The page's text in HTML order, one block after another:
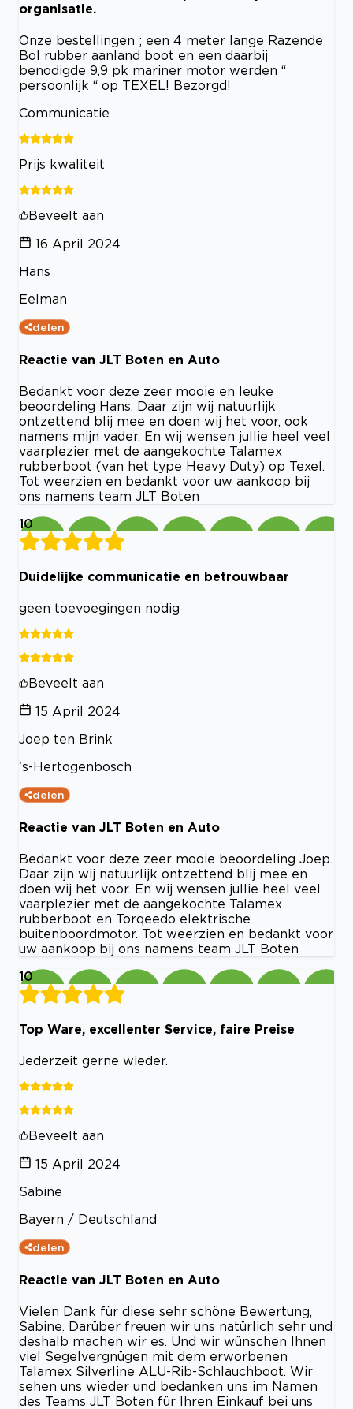
organisatie.
Onze bestellingen ; een 4 meter lange Razende
Bol rubber aanland boot en een daarbij
benodigde 9,9 pk mariner motor werden “
persoonlijk “ op TEXEL! Bezorgd!
Communicatie
Prijs kwaliteit
Beveelt aan
16 April 2024
Hans
Eelman
delen
Reactie van JLT Boten en Auto
Bedankt voor deze zeer mooie en leuke
beoordeling Hans. Daar zijn wij natuurlijk
ontzettend blij mee en doen wij het voor, ook
namens mijn vader. En wij wensen jullie heel veel
vaarplezier met de aangekochte Talamex
rubberboot (van het type Heavy Duty) op Texel.
Tot weerzien en bedankt voor uw aankoop bij
ons namens team JLT Boten
10
Duidelijke communicatie en betrouwbaar
geen toevoegingen nodig
Beveelt aan
15 April 2024
Joep ten Brink
's-Hertogenbosch
delen
Reactie van JLT Boten en Auto
Bedankt voor deze zeer mooie beoordeling Joep.
Daar zijn wij natuurlijk ontzettend blij mee en
doen wij het voor. En wij wensen jullie heel veel
vaarplezier met de aangekochte Talamex
rubberboot en Torqeedo elektrische
buitenboordmotor. Tot weerzien en bedankt voor
uw aankoop bij ons namens team JLT Boten
10
Top Ware, excellenter Service, faire Preise
Jederzeit gerne wieder.
Beveelt aan
15 April 2024
Sabine
Bayern / Deutschland
delen
Reactie van JLT Boten en Auto
Vielen Dank für diese sehr schöne Bewertung,
Sabine. Darüber freuen wir uns natürlich sehr und
deshalb machen wir es. Und wir wünschen Ihnen
viel Segelvergnügen mit dem erworbenen
Talamex Silverline ALU-Rib-Schlauchboot. Wir
sehen uns wieder und bedanken uns im Namen
des Teams JLT Boten für Ihren Einkauf bei uns